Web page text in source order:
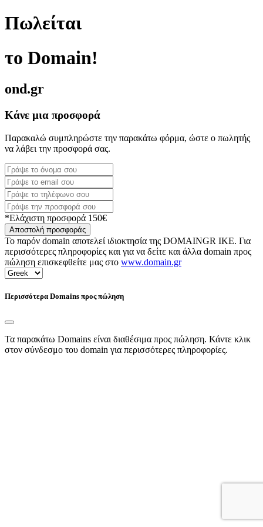
Πωλείται
το Domain!
ond.gr
Κάνε μια προσφορά
Παρακαλώ συμπληρώστε την παρακάτω φόρμα, ώστε ο πωλητής
να λάβει την προσφορά σας.
*Ελάχιστη προσφορά 150€
Αποστολή προσφοράς
Το παρόν domain αποτελεί ιδιοκτησία της DOMAINGR ΙΚΕ. Για
περισσότερες πληροφορίες και για να δείτε και άλλα domain προς
πώληση επισκεφθείτε μας στο www.domain.gr
Περισσότερα Domains προς πώληση
Τα παρακάτω Domains είναι διαθέσιμα προς πώληση. Κάντε κλικ
στον σύνδεσμο του domain για περισσότερες πληροφορίες.